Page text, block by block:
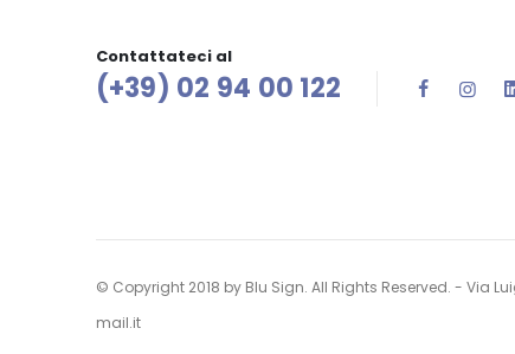
Contattateci al
(+39) 02 94 00 122
© Copyright 2018 by Blu Sign. All Rights Reserved. - Via
mail.it